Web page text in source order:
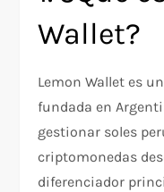
Wallet?
Lemon Wallet es
fundada en
gestionar soles
criptomonedas
diferenciador